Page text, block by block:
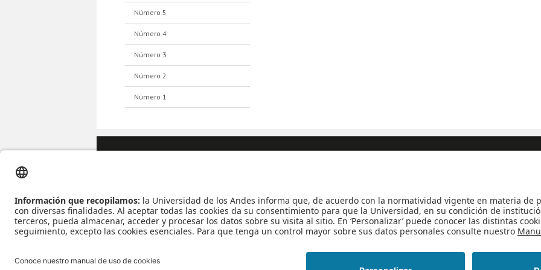
Número 5
Número 4
Número 3
Número 2
Número 1
Apoyo Financiero|Admisiones y Registro|Biblioteca|Bloque Neón|Agenda y Eventos|
Universidad de los Andes | Vigilada Mineducación
Reconocimiento como Universidad: Decreto 1297 del 30 de mayo de
Reconocimiento personería jurídica: Resolución 28 del 23 de febrero de 1949
Edificio Mario Laserna Cra 1Este No 19A - 40 Bogotá (Colombia) | Tel: +57 601 3394949 Ext: 2860,